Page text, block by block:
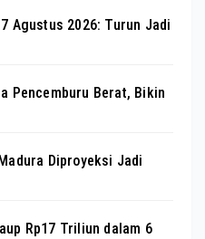
Agustus 2026: Turun Jadi
Pencemburu Berat, Bikin
Diproyeksi Jadi
Rp17 Triliun dalam 6